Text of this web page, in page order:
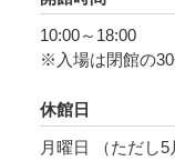
協力のもと、
ュルレアリス
動向にも目を
示することで
の同時代性や
10:00～18:00
※入場は閉館の
休館日
月曜日 （ただし5